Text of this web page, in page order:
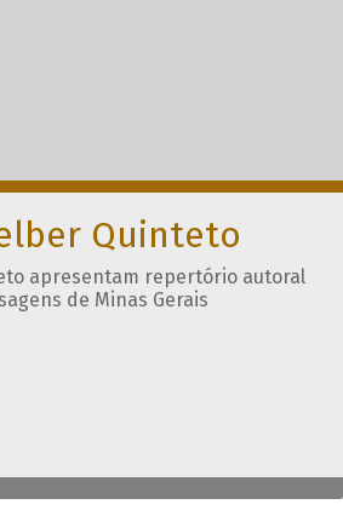
Quinteto
apresentam repertório autoral
de Minas Gerais